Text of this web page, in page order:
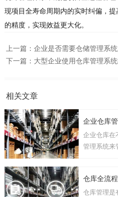
现项目全寿命周期内的实时纠偏，
的精度，实现效益更大化。
上一篇： 企业是否需要仓储管理系
下一篇： 大型企业使用仓库管理系
相关文章
企业仓库在
管理系统来
仓库全流
仓库管理是